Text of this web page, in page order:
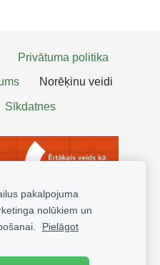
Privātuma politika
Norēķinu veidi
Sīkdatnes
pakalpojuma
nolūkiem un
Pielāgot